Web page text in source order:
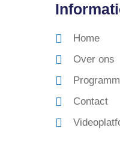
Home
Over ons
Contact